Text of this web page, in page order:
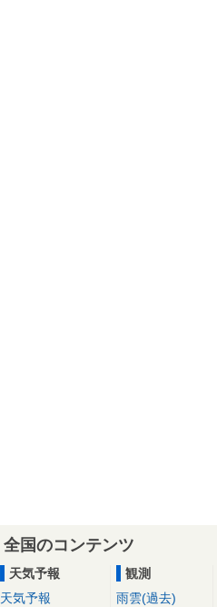
全国のコンテンツ
天気予報
天気予報
観測
雨雲(過去)